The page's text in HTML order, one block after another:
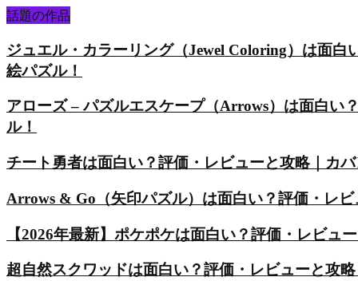
話題の作品
ジュエル・カラーリング（Jewel Coloring）は面
絵パズル！
アローズ – パズルエスケープ（Arrows）は面白い
ル！
チート勇者は面白い？評価・レビューと攻略｜カ
Arrows & Go（矢印パズル）は面白い？評価・レ
【2026年最新】ポケポケは面白い？評価・レビ
超自然スクワッドは面白い？評価・レビューと攻